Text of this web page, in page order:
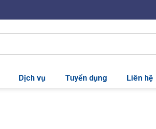
Dịch vụ Tuyển dụng Liên hệ